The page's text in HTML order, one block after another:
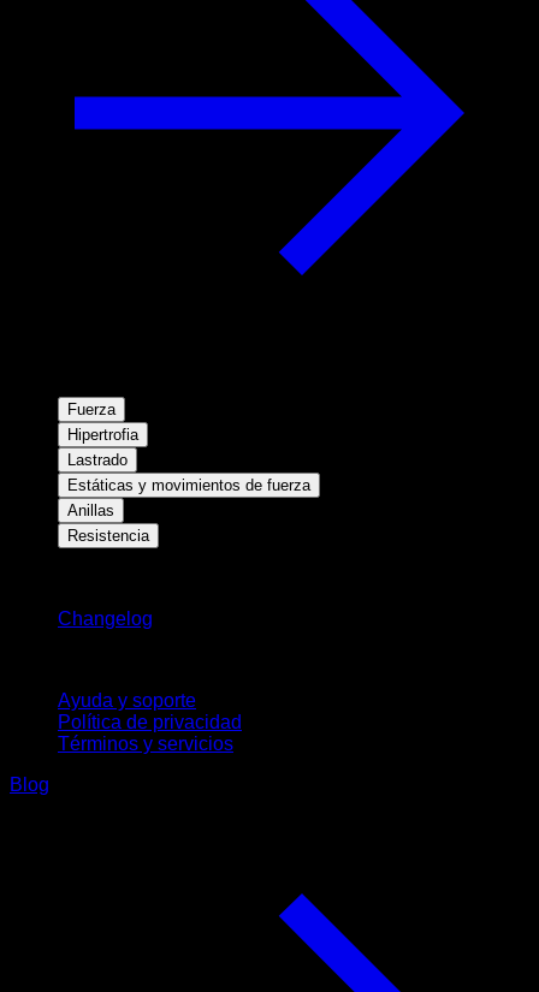
Fuerza
Hipertrofia
Lastrado
Estáticas y movimientos de fuerza
Anillas
Resistencia
Changelog
Ayuda y soporte
Política de privacidad
Términos y servicios
Blog